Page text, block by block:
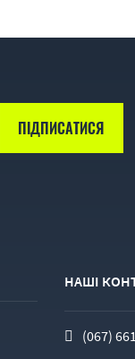
НАШІ
(067)